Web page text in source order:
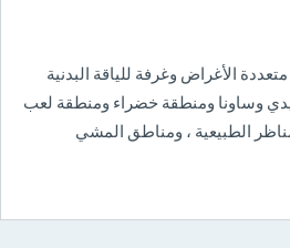
الأغراض وغرفة للياقة البدنية
وساونا ومنطقة خضراء ومنطقة لعب
الطبيعية ، ومناطق المشي